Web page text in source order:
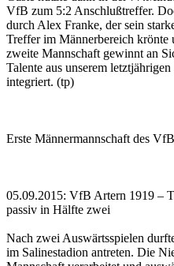
VfB zum 5:2 Anschlußtreffer.
durch Alex Franke, der sein
Treffer im Männerbereich krönte
zweite Mannschaft gewinnt an
Talente aus unserem
integriert. (tp)
Erste Männermannschaft des
05.09.2015: VfB Artern 1919 –
passiv in Hälfte zwei
Nach zwei Auswärtsspielen
im Salinestadion antreten. Die